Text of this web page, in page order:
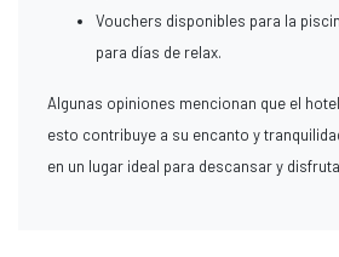
Vouchers disponibles para la
para días de relax.
Algunas opiniones mencionan que el
esto contribuye a su encanto y
en un lugar ideal para descansar y